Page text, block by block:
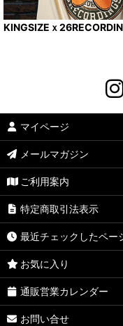
KINGSIZEｘ
マイページ
メールマガジン
ご利用案内
特定商取引法表示
最近チェックしたペー
お気に入り
通販営業カレンダー
お問い合せ